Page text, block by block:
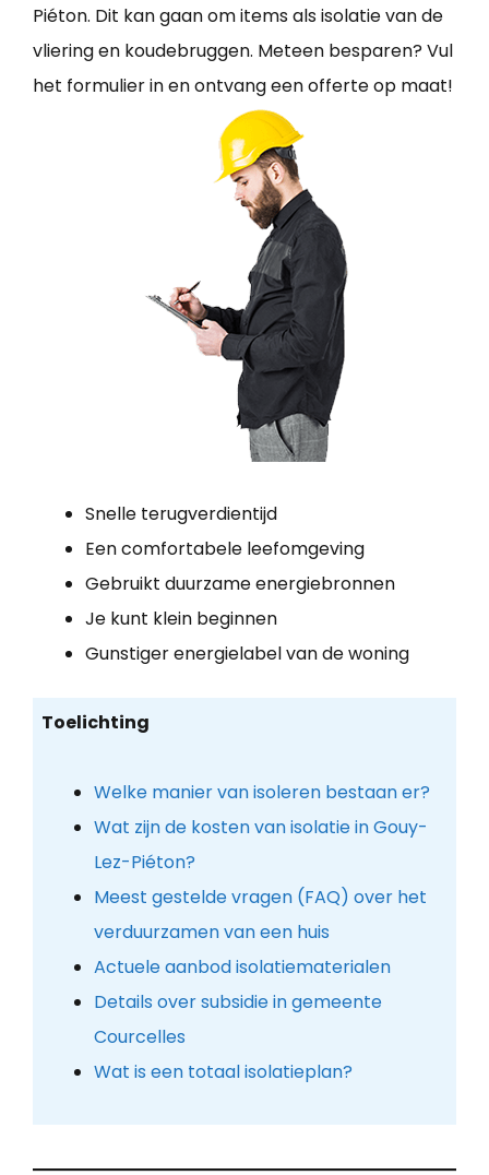
Piéton. Dit kan gaan om items als isolatie van de
vliering en koudebruggen. Meteen besparen? Vul
het formulier in en ontvang een offerte op maat!
Snelle terugverdientijd
Een comfortabele leefomgeving
Gebruikt duurzame energiebronnen
Je kunt klein beginnen
Gunstiger energielabel van de woning
Toelichting
Welke manier van isoleren bestaan er?
Wat zijn de kosten van isolatie in Gouy-
Lez-Piéton?
Meest gestelde vragen (FAQ) over het
verduurzamen van een huis
Actuele aanbod isolatiematerialen
Details over subsidie in gemeente
Courcelles
Wat is een totaal isolatieplan?